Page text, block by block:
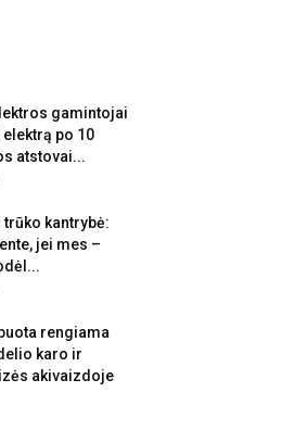
gamintojai
po 10
atstovai...
kantrybė:
jei mes –
rengiama
karo ir
akivaizdoje